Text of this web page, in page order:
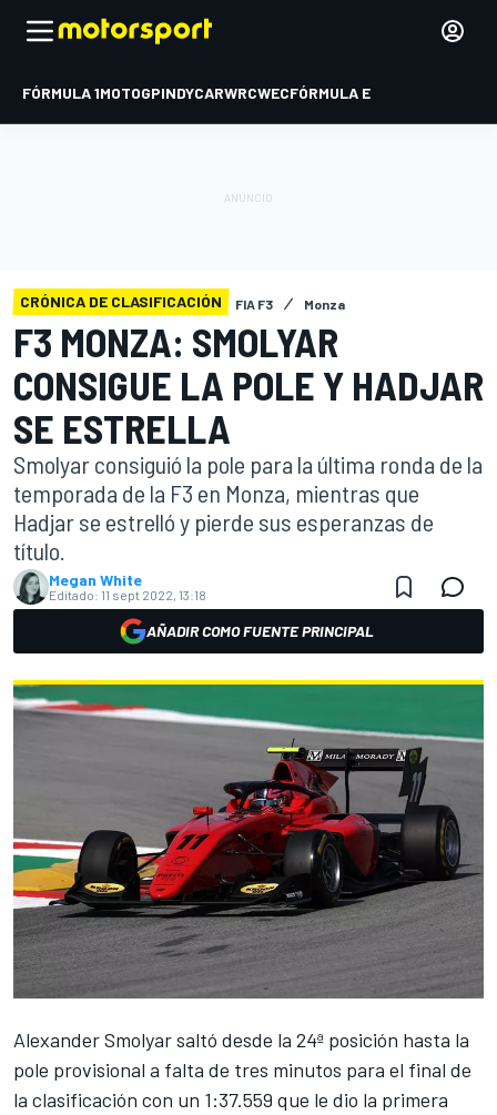
FÓRMULA 1MOTOGPINDYCARWRCWECFÓRMULA E
CRÓNICA DE CLASIFICACIÓN FIA F3 Monza
F3 MONZA: SMOLYAR
CONSIGUE LA POLE Y HADJAR
SE ESTRELLA
Smolyar consiguió la pole para la última ronda de la
temporada de la F3 en Monza, mientras que
Hadjar se estrelló y pierde sus esperanzas de
título.
Megan White
Editado: 11 sept 2022, 13:18
AÑADIR COMO FUENTE PRINCIPAL
Alexander Smolyarsaltó desde la 24ª posición hasta la
pole provisional a falta de tres minutos para el final de
la clasificación con un 1:37.559 que le dio la primera